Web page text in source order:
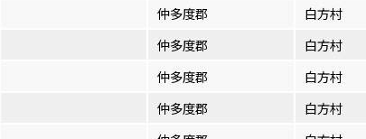
仲多度郡 白方村
仲多度郡 白方村
仲多度郡 白方村
仲多度郡 白方村